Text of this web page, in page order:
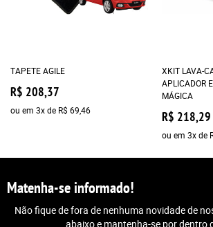
TAPETE AGILE
R$ 208,37
ou em 3xde R$ 69,46
XKIT LAVA-
APLICADOR
MÁGICA
R$ 218,29
ou em 3xde
Matenha-se informado!
Não fique de fora de nenhuma novidade de
abaixo e mantenha-se por dentro